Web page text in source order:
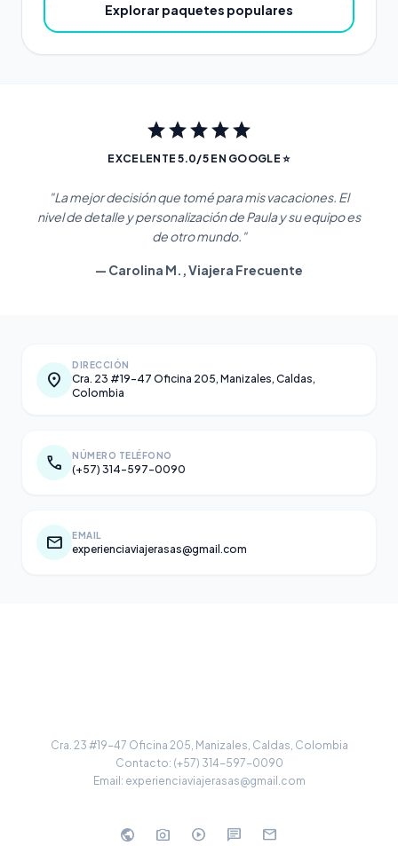
Explorar paquetes populares
starstarstarstarstar
EXCELENTE 5.0/5 EN GOOGLE ⭐
"La mejor decisión que tomé para mis vacaciones. El
nivel de detalle y personalización de Paula y su equipo es
de otro mundo."
— Carolina M., Viajera Frecuente
location_on
DIRECCIÓN
Cra. 23 #19-47 Oficina 205, Manizales, Caldas,
Colombia
call NÚMERO TELÉFONO
(+57) 314-597-0090
mail EMAIL
experienciaviajerasas@gmail.com
Cra. 23 #19-47 Oficina 205, Manizales, Caldas, Colombia
Contacto: (+57) 314-597-0090
Email: experienciaviajerasas@gmail.com
public photo_camera play_circle chat mail